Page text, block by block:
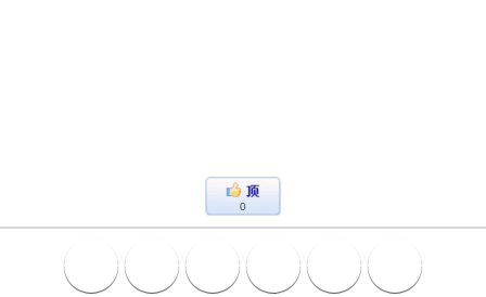
0